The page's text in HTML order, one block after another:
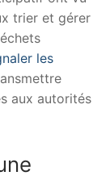
trier et gérer
les
aux autorités